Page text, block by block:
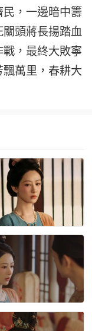
，一邊暗中籌
頭蔣長揚踏血
，最終大敗寧
萬里，春耕大